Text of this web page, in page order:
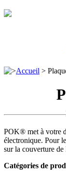
>Accueil >
POK® met à votre
électronique. Pour
sur la couverture
Catégories de